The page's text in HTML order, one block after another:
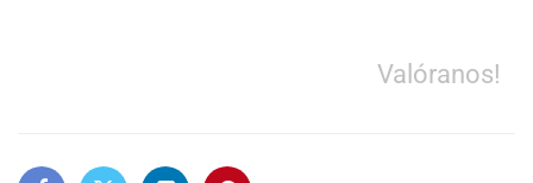
Valóranos!